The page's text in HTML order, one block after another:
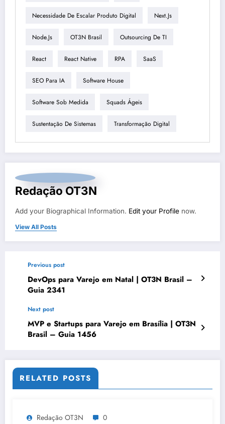
Necessidade De Escalar Produto Digital Next.js
Node.js OT3N Brasil Outsourcing De TI
React React Native RPA SaaS
SEO Para IA Software House
Software Sob Medida Squads Ágeis
Sustentação De Sistemas Transformação Digital
Redação OT3N
Add your Biographical Information. Edit your Profile now.
View All Posts
Previous post
DevOps para Varejo em Natal | OT3N Brasil –
Guia 2341
Next post
MVP e Startups para Varejo em Brasília | OT3N
Brasil – Guia 1456
RELATED POSTS
Redação OT3N 0